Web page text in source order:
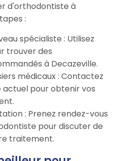
d'orthodontiste à
:
spécialiste : Utilisez
trouver des
à Decazeville.
médicaux : Contactez
pour obtenir vos
: Prenez rendez-vous
pour discuter de
traitement.